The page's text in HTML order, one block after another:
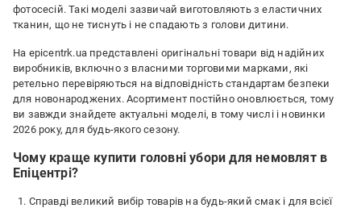
фотосесій. Такі моделі зазвичай виготовляють з еластичних
тканин, що не тиснуть і не спадають з голови дитини.
На epicentrk.ua представлені оригінальні товари від надійних
виробників, включно з власними торговими марками, які
ретельно перевіряються на відповідність стандартам безпеки
для новонароджених. Асортимент постійно оновлюється, тому
ви завжди знайдете актуальні моделі, в тому числі і новинки
2026 року, для будь-якого сезону.
Чому краще купити головні убори для немовлят в
Епіцентрі?
Справді великий вибір товарів на будь-який смак і для всієї